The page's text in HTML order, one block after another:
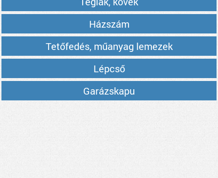
Házszám
Tetőfedés, műanyag lemezek
Lépcső
Garázskapu